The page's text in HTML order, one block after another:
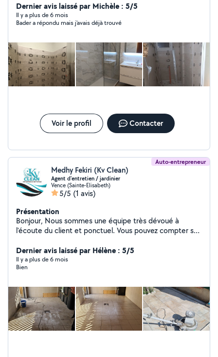
Peint/maçonnerie petite œuvres /montage de
meubles/pose parquet tringles/plomberie /jardinages/
Demenagement ..ect très sérieux et ponctuel à des prix
vos travaux d'intérieur n'hésitez pas de me contacter
DEVIS GRATUITS
Dernier avis laissé par Michèle : 5/5
Il y a plus de 6 mois
Bader a répondu mais j'avais déjà trouvé
Voir le profil Contacter
Auto-entrepreneur
Medhy Fekiri (Kv Clean)
Agent d'entretien / jardinier
Vence (Sainte-Elisabeth)
5/5 (1 avis)
Présentation
Bonjour, Nous sommes une équipe très dévoué à
l'écoute du client et ponctuel. Vous pouvez compter sur
des lieux. On a plusieurs années d'expérience et on
connais bien notre travail. N'hésitez pas à nous
contactez.
Dernier avis laissé par Hélène : 5/5
Il y a plus de 6 mois
Bien